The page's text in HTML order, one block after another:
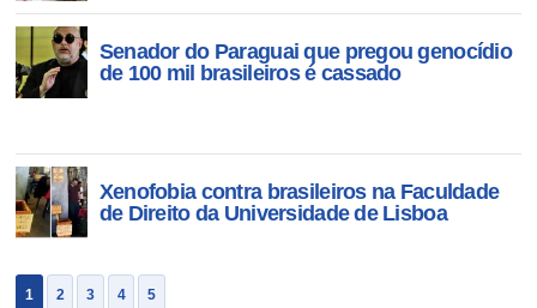
Senador do Paraguai que pregou genocídio
de 100 mil brasileiros é cassado
Xenofobia contra brasileiros na Faculdade
de Direito da Universidade de Lisboa
1 2 3 4 5